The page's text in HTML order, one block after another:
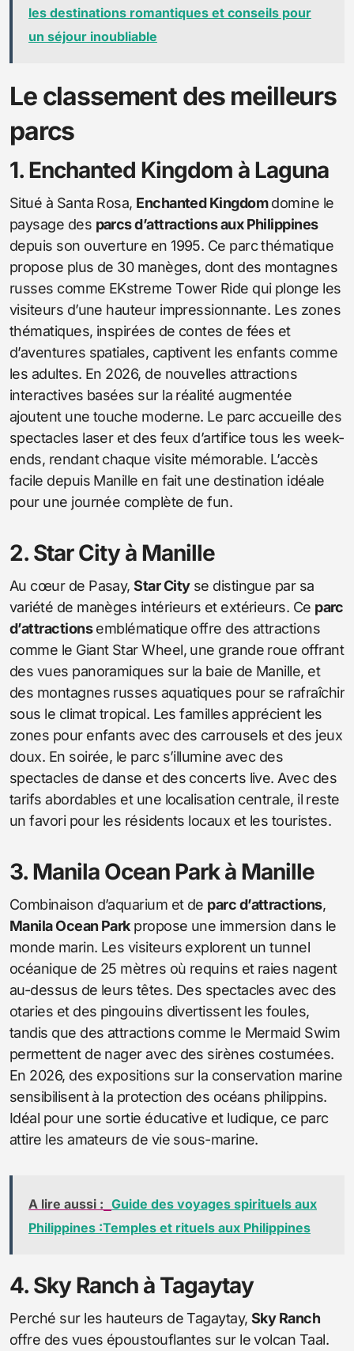
les destinations romantiques et conseils pour
un séjour inoubliable
Le classement des meilleurs
parcs
1. Enchanted Kingdom à Laguna
Situé à Santa Rosa, Enchanted Kingdomdomine le
paysage des parcs d’attractions aux Philippines
depuis son ouverture en 1995. Ce parc thématique
propose plus de 30 manèges, dont des montagnes
russes comme EKstreme Tower Ride qui plonge les
visiteurs d’une hauteur impressionnante. Les zones
thématiques, inspirées de contes de fées et
d’aventures spatiales, captivent les enfants comme
les adultes. En 2026, de nouvelles attractions
interactives basées sur la réalité augmentée
ajoutent une touche moderne. Le parc accueille des
spectacles laser et des feux d’artifice tous les week-
ends, rendant chaque visite mémorable. L’accès
facile depuis Manille en fait une destination idéale
pour une journée complète de fun.
2. Star City à Manille
Au cœur de Pasay,Star Cityse distingue par sa
variété de manèges intérieurs et extérieurs. Ce parc
d’attractionsemblématique offre des attractions
comme le Giant Star Wheel, une grande roue offrant
des vues panoramiques sur la baie de Manille, et
des montagnes russes aquatiques pour se rafraîchir
sous le climat tropical. Les familles apprécient les
zones pour enfants avec des carrousels et des jeux
doux. En soirée, le parc s’illumine avec des
spectacles de danse et des concerts live. Avec des
tarifs abordables et une localisation centrale, il reste
un favori pour les résidents locaux et les touristes.
3. Manila Ocean Park à Manille
Combinaison d’aquarium et de parc d’attractions,
Manila Ocean Parkpropose une immersion dans le
monde marin. Les visiteurs explorent un tunnel
océanique de 25 mètres où requins et raies nagent
au-dessus de leurs têtes. Des spectacles avec des
otaries et des pingouins divertissent les foules,
tandis que des attractions comme le Mermaid Swim
permettent de nager avec des sirènes costumées.
En 2026, des expositions sur la conservation marine
sensibilisent à la protection des océans philippins.
Idéal pour une sortie éducative et ludique, ce parc
attire les amateurs de vie sous-marine.
A lire aussi : Guide des voyages spirituels aux
Philippines :Temples et rituels aux Philippines
4. Sky Ranch à Tagaytay
Perché sur les hauteurs de Tagaytay,Sky Ranch
offre des vues époustouflantes sur le volcan Taal.